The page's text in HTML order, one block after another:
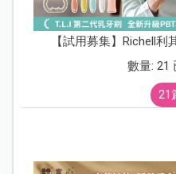
【試用募集】Richell利
數量: 21
21